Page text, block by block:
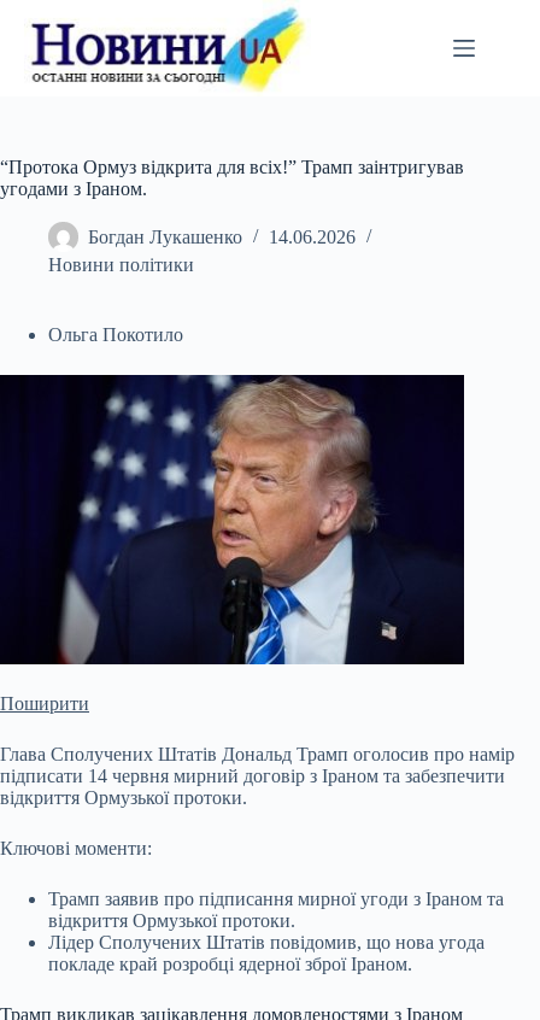
вмісту
“Протока Ормуз відкрита для всіх!” Трамп заінтригував
угодами з Іраном.
Богдан Лукашенко
14.06.2026
Новини політики
Ольга Покотило
Поширити
Глава Сполучених Штатів Дональд Трамп оголосив про намір
підписати 14 червня мирний договір з Іраном та забезпечити
відкриття Ормузької протоки.
Ключові моменти:
Трамп заявив про підписання мирної угоди з Іраном та
відкриття Ормузької протоки.
Лідер Сполучених Штатів повідомив, що нова угода
покладе край розробці ядерної зброї Іраном.
Трамп викликав зацікавлення домовленостями з Іраном